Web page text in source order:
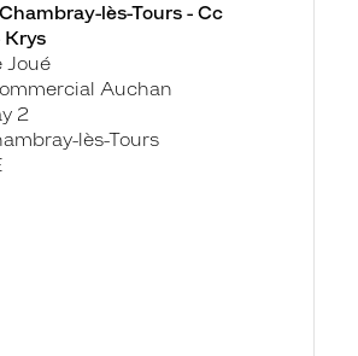
lès-Tours - Cc
Krys
Joué
Auchan
2
lès-Tours